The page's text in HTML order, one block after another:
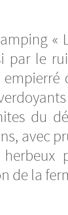
par le
du
avec
de la